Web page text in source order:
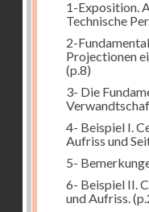
1-Exposition.
Technische
2-
Projectionen
(p.8)
3- Die
4- Beispiel I.
Aufriss und
5-
6- Beispiel II.
und Aufriss.